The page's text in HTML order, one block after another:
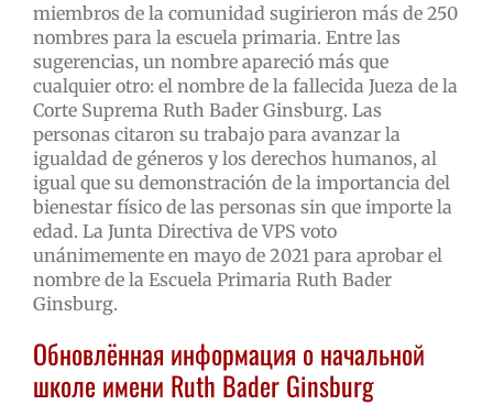
miembros de la comunidad sugirieron más de 250
nombres para la escuela primaria. Entre las
sugerencias, un nombre apareció más que
cualquier otro: el nombre de la fallecida Jueza de la
Corte Suprema Ruth Bader Ginsburg. Las
personas citaron su trabajo para avanzar la
igualdad de géneros y los derechos humanos, al
igual que su demonstración de la importancia del
bienestar físico de las personas sin que importe la
edad. La Junta Directiva de VPS voto
unánimemente en mayo de 2021 para aprobar el
nombre de la Escuela Primaria Ruth Bader
Ginsburg.
Обновлённая информация о начальной
школе имени Ruth Bader Ginsburg